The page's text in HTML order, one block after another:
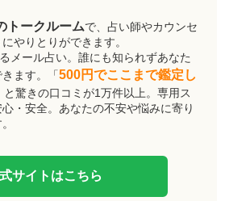
トークルームで、占い師やカウンセ
やりとりができます。
メール占い。誰にも知られずあなた
ます。「500円でここまで鑑定し
と驚きの口コミが1万件以上。専用ス
・安全。あなたの不安や悩みに寄り
サイトはこちら